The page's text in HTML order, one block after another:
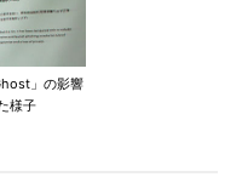
」の影響
様子